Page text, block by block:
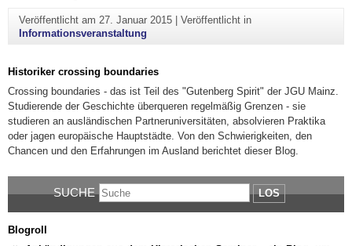
Veröffentlicht am 27. Januar 2015| Veröffentlicht in
Informationsveranstaltung
Historiker crossing boundaries
Crossing boundaries - das ist Teil des "Gutenberg Spirit" der JGU Mainz.
Studierende der Geschichte überqueren regelmäßig Grenzen - sie
studieren an ausländischen Partneruniversitäten, absolvieren Praktika
oder jagen europäische Hauptstädte. Von den Schwierigkeiten, den
Chancen und den Erfahrungen im Ausland berichtet dieser Blog.
SUCHE LOS
Blogroll